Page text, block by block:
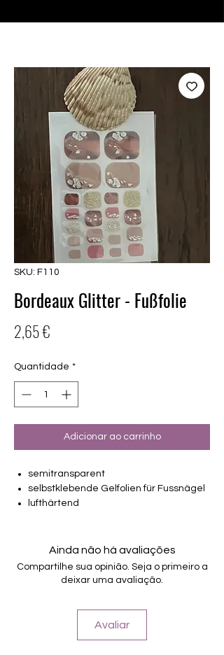
SKU: F110
Bordeaux Glitter - Fußfolie
2,65 €
Quantidade *
Adicionar ao carrinho
semitransparent
selbstklebende Gelfolien für Fussnägel
lufthärtend
17.5mm)
Halten bis zu 14 Tage
Farbe: rot, braun, glitter, metallic
Ainda não há avaliações
Compartilhe sua opinião. Seja o primeiro a
deixar uma avaliação.
Avaliar